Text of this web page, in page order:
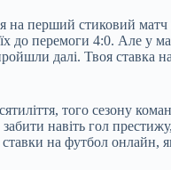
перший стиковий матч
до перемоги 4:0. Але у
далі. Твоя ставка
того сезону
навіть гол
на футбол онлайн,